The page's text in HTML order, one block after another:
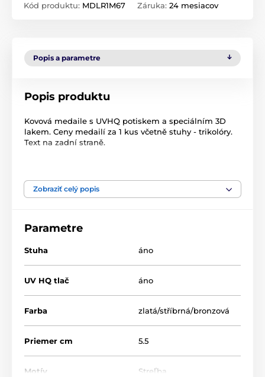
Kód produktu: MDLR1M67 Záruka: 24 mesiacov
Popis a parametre
Popis produktu
Kovová medaile s UVHQ potiskem a speciálním 3D
lakem. Ceny medailí za 1 kus včetně stuhy - trikolóry.
Text na zadní straně.
Streľba
MDLR001
Zobraziť celý popis
Parametre
Stuha áno
UV HQ tlač áno
Farba zlatá/stříbrná/bronzová
Priemer cm 5.5
Motív Streľba